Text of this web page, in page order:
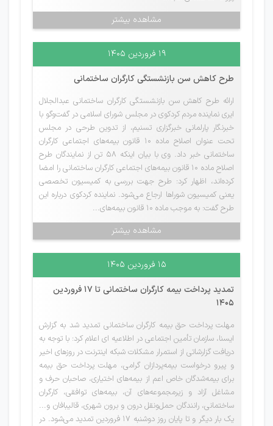
مشاهده بیشتر
۱۹ فروردین ۱۴۰۵
طرح کاهش سن بازنشستگی کارگران ساختمانی
ارائه طرح کاهش سن بازنشستگی کارگران ساختمانی عبدالجلال
ایری نماینده مردم کردکوی در مجلس شورای اسلامی در گفت‌وگو با
خبرنگار پارلمانی خبرگزاری تسنیم، از تدوین طرحی در مجلس
تحت عنوان اصلاح ماده 10 قانون بیمه‌های اجتماعی کارگران
ساختمانی خبر داد. وی با بیان اینکه 58 تن از نمایندگان طرح
اصلاح ماده 10 قانون بیمه‌های اجتماعی کارگران ساختمانی را امضا
کرده‌اند، اظهار کرد: طرح جهت بررسی به کمیسیون تخصصی
یعنی کمیسیون شوراها ارجاع می‌شود. نماینده کردکوی درباره این
طرح گفت: به موجب ماده 10 قانون بیمه‌های...
مشاهده بیشتر
۱۵ فروردین ۱۴۰۵
تمدید پرداخت بیمه کارگران ساختمانی تا 17 فروردین
1405
مهلت پرداخت حق بیمه کارگران ساختمانی تمدید شد به گزارش
ایسنا، سازمان تأمین اجتماعی در اطلاعیه ای اعلام کرد: با توجه به
دریافت گزارشاتی از استمرار مشکلات شبکه اینترنت در روزهای اخیر
و پیرو درخواست بیمه‌پردازان گرامی، مهلت پرداخت حق بیمه
برای بیمه‌شدگان خاص اعم از بیمه‌های اختیاری، صاحبان حرف و
مشاغل آزاد و زیرمجموعه‌های آن، بیمه‌های توافقی، کارگران
ساختمانی، رانندگان حمل‌ونقل درون و برون شهری، قالیبافان و...
یک بار دیگر و تا پایان روز دوشنبه ۱۷ فروردین تمدید می‌شود. در